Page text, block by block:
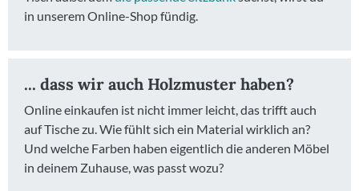
in unserem Online-Shop fündig.
... dass wir auch Holzmuster haben?
Online einkaufen ist nicht immer leicht, das trifft auch
auf Tische zu. Wie fühlt sich ein Material wirklich an?
Und welche Farben haben eigentlich die anderen Möbel
in deinem Zuhause, was passt wozu?